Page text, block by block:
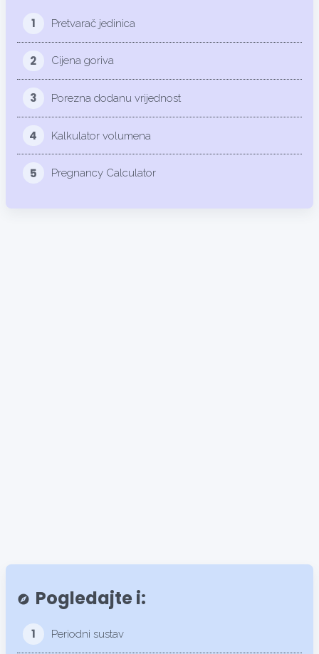
1 Pretvarač jedinica
2 Cijena goriva
3 Porezna dodanu vrijednost
4 Kalkulator volumena
5 Pregnancy Calculator
explore Pogledajte i:
1 Periodni sustav